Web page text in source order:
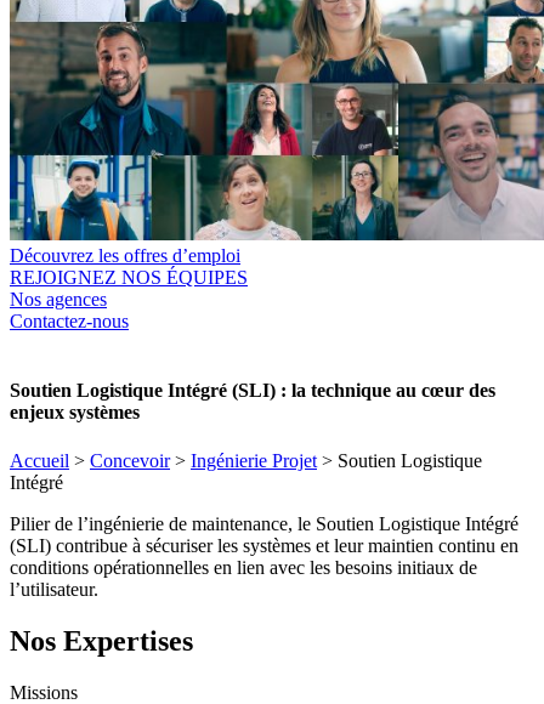
Découvrez les offres d’emploi
REJOIGNEZ NOS ÉQUIPES
Nos agences
Contactez-nous
Soutien Logistique Intégré (SLI) : la technique au cœur des
enjeux systèmes
Accueil > Concevoir> Ingénierie Projet > Soutien Logistique
Intégré
Pilier de l’ingénierie de maintenance, le Soutien Logistique Intégré
(SLI) contribue à sécuriser les systèmes et leur maintien continu en
conditions opérationnelles en lien avec les besoins initiaux de
l’utilisateur.
Nos Expertises
Missions